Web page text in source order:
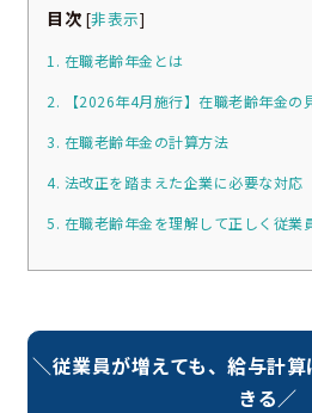
目次 [非表示]
1. 在職老齢年金とは
2. 【2026年4月施行】在職老齢年金の
3. 在職老齢年金の計算方法
4. 法改正を踏まえた企業に必要な対応
5. 在職老齢年金を理解して正しく従業
＼従業員が増えても、給与計
きる／